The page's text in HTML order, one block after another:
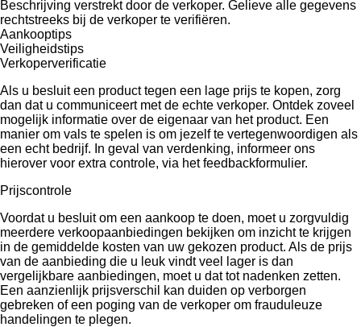
Beschrijving verstrekt door de verkoper. Gelieve alle gegevens
rechtstreeks bij de verkoper te verifiëren.
Aankooptips
Veiligheidstips
Verkoperverificatie
Als u besluit een product tegen een lage prijs te kopen, zorg
dan dat u communiceert met de echte verkoper. Ontdek zoveel
mogelijk informatie over de eigenaar van het product. Een
manier om vals te spelen is om jezelf te vertegenwoordigen als
een echt bedrijf. In geval van verdenking, informeer ons
hierover voor extra controle, via het feedbackformulier.
Prijscontrole
Voordat u besluit om een ​​aankoop te doen, moet u zorgvuldig
meerdere verkoopaanbiedingen bekijken om inzicht te krijgen
in de gemiddelde kosten van uw gekozen product. Als de prijs
van de aanbieding die u leuk vindt veel lager is dan
vergelijkbare aanbiedingen, moet u dat tot nadenken zetten.
Een aanzienlijk prijsverschil kan duiden op verborgen
gebreken of een poging van de verkoper om frauduleuze
handelingen te plegen.